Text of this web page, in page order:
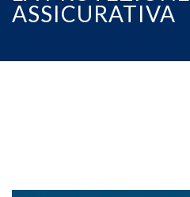
ASSICURATIVA